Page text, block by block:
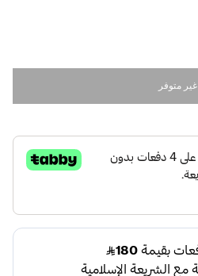
غير متوفر